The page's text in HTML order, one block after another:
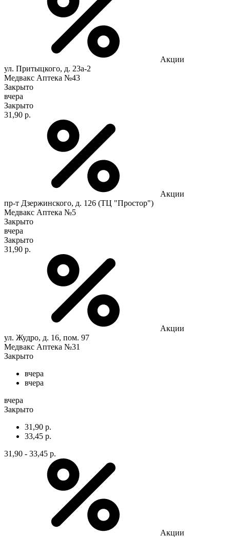
Акции
ул. Притыцкого, д. 23а-2
Медвакс Аптека №43
Закрыто
вчера
Закрыто
31,90 р.
Акции
пр-т Дзержинского, д. 126 (ТЦ "Простор")
Медвакс Аптека №5
Закрыто
вчера
Закрыто
31,90 р.
Акции
ул. Жудро, д. 16, пом. 97
Медвакс Аптека №31
Закрыто
вчера
вчера
вчера
Закрыто
31,90 р.
33,45 р.
31,90 - 33,45 р.
Акции